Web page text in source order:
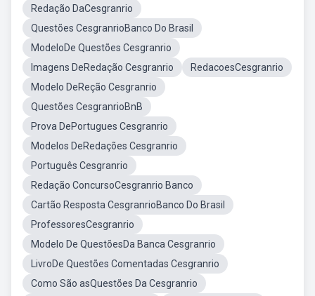
Redação DaCesgranrio
Questões CesgranrioBanco Do Brasil
ModeloDe Questões Cesgranrio
Imagens DeRedação Cesgranrio
RedacoesCesgranrio
Modelo DeReção Cesgranrio
Questões CesgranrioBnB
Prova DePortugues Cesgranrio
Modelos DeRedações Cesgranrio
Português Cesgranrio
Redação ConcursoCesgranrio Banco
Cartão Resposta CesgranrioBanco Do Brasil
ProfessoresCesgranrio
Modelo De QuestõesDa Banca Cesgranrio
LivroDe Questões Comentadas Cesgranrio
Como São asQuestões Da Cesgranrio